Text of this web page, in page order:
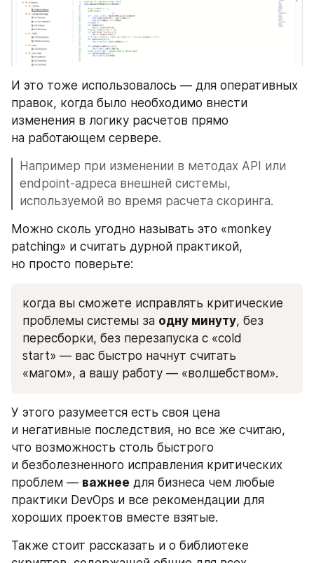
И это тоже использовалось — для оперативных
правок, когда было необходимо внести
изменения в логику расчетов прямо
на работающем сервере.
Например при изменении в методах API или
endpoint-адреса внешней системы,
используемой во время расчета скоринга.
Можно сколь угодно называть это «monkey
patching» и считать дурной практикой,
но просто поверьте:
когда вы сможете исправлять критические
проблемы системы за одну минуту, без
пересборки, без перезапуска c «cold
start» — вас быстро начнут считать
«магом», а вашу работу — «волшебством».
У этого разумеется есть своя цена
и негативные последствия, но все же считаю,
что возможность столь быстрого
и безболезненного исправления критических
проблем — важнее для бизнеса чем любые
практики DevOps и все рекомендации для
хороших проектов вместе взятые.
Также стоит рассказать и о библиотеке